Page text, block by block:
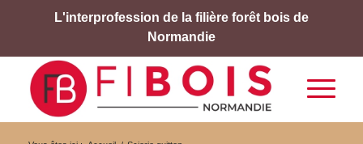
L'interprofession de la filière forêt bois de
Normandie